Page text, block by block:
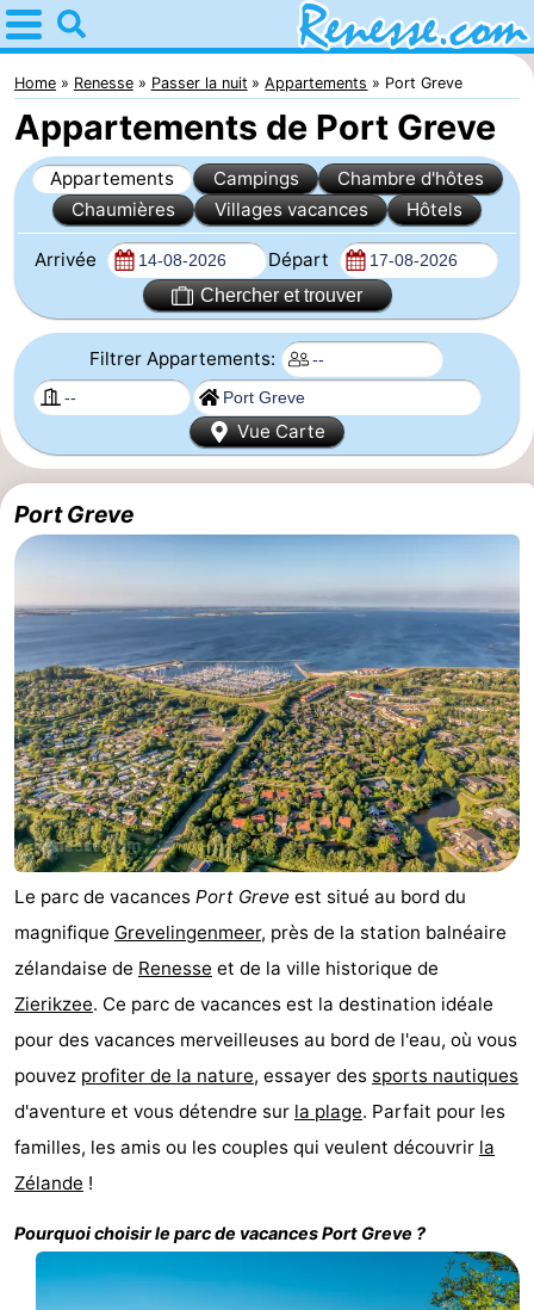
Home
Renesse
Astuces
Avec
les
enfants
Passer
la
nuit
Appartements
-
Port
Greve
Zeeuwse
Kust
Campings
Chambre
d'hôtes
Chaumières
-
Buitenheem
-
De
Oase
-
Duinoord
-
Ginsterveld
-
Julianahoeve
-
Livingstone
-
Port
Greve
-
Port
Zélande
-
Resort
Haamstede
-
Résidence
Hof
-
Schouwse
Home Renesse Passer la nuit Appartements Port Greve
Appartements de Port Greve
Appartements Campings
Chambre d'hôtes
Chaumières
Villages vacances Hôtels
Arrivée Départ
Chercher et trouver
Filtrer Appartements:
Vue Carte
Port Greve
Le parc de vacances Port Greve est situé au bord du
magnifique Grevelingenmeer, près de la station balnéaire
zélandaise de Renesse et de la ville historique de
Zierikzee. Ce parc de vacances est la destination idéale
pour des vacances merveilleuses au bord de l'eau, où vous
pouvez profiter de la nature, essayer des sports nautiques
d'aventure et vous détendre sur la plage. Parfait pour les
familles, les amis ou les couples qui veulent découvrir la
Zélande !
Pourquoi choisir le parc de vacancesPort Greve ?